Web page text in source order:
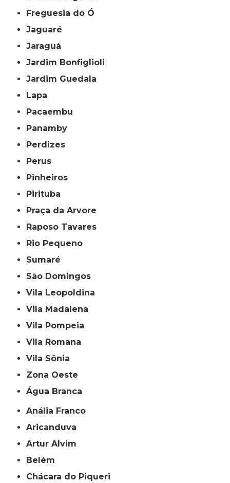
Freguesia do Ó
Jaguaré
Jaraguá
Jardim Bonfiglioli
Jardim Guedala
Lapa
Pacaembu
Panamby
Perdizes
Perus
Pinheiros
Pirituba
Praça da Arvore
Raposo Tavares
Rio Pequeno
Sumaré
São Domingos
Vila Leopoldina
Vila Madalena
Vila Pompeia
Vila Romana
Vila Sônia
Zona Oeste
Água Branca
Anália Franco
Aricanduva
Artur Alvim
Belém
Chácara do Piqueri